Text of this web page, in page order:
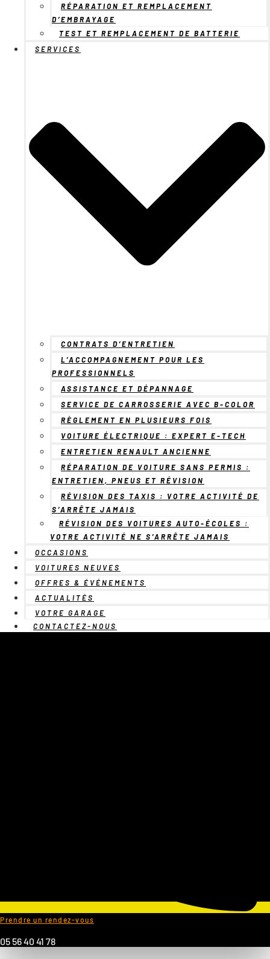
RÉPARATION ET REMPLACEMENT
D’EMBRAYAGE
TEST ET REMPLACEMENT DE BATTERIE
SERVICES
CONTRATS D’ENTRETIEN
L’ACCOMPAGNEMENT POUR LES
PROFESSIONNELS
ASSISTANCE ET DÉPANNAGE
SERVICE DE CARROSSERIE AVEC B-COLOR
RÈGLEMENT EN PLUSIEURS FOIS
VOITURE ÉLECTRIQUE : EXPERT E-TECH
ENTRETIEN RENAULT ANCIENNE
RÉPARATION DE VOITURE SANS PERMIS :
ENTRETIEN, PNEUS ET RÉVISION
RÉVISION DES TAXIS : VOTRE ACTIVITÉ DE
S’ARRÊTE JAMAIS
RÉVISION DES VOITURES AUTO-ÉCOLES :
VOTRE ACTIVITÉ NE S’ARRÊTE JAMAIS
OCCASIONS
VOITURES NEUVES
OFFRES & ÉVÉNEMENTS
ACTUALITÉS
VOTRE GARAGE
CONTACTEZ-NOUS
Prendre un rendez-vous
05 56 40 41 78